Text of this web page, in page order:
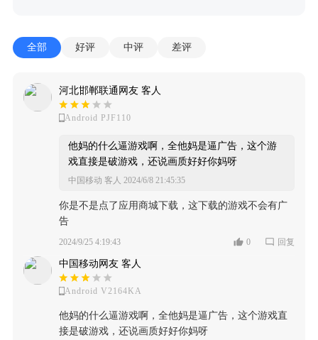
全部 好评 中评 差评
河北邯郸联通网友 客人
Android PJF110
他妈的什么逼游戏啊，全他妈是逼广告，这个游
戏直接是破游戏，还说画质好好你妈呀
中国移动 客人 2024/6/8 21:45:35
你是不是点了应用商城下载，这下载的游戏不会有广
告
2024/9/25 4:19:43 0 回复
中国移动网友 客人
Android V2164KA
他妈的什么逼游戏啊，全他妈是逼广告，这个游戏直
接是破游戏，还说画质好好你妈呀